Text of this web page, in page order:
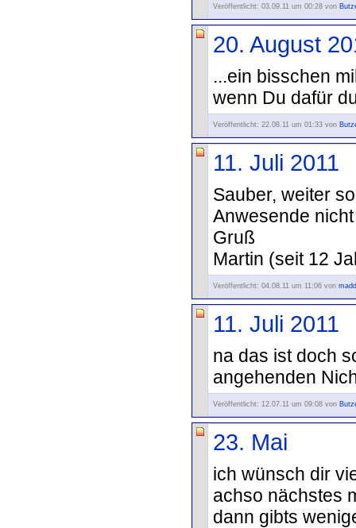
Veröffentlicht: 03.09.11 um 00:28 von
20. August
...ein bisschen
wenn Du dafür
Veröffentlicht: 22.08.11 um 01:33 von
11. Juli 2011
Sauber, weiter
Anwesende
Gruß
Martin (seit 12
Veröffentlicht: 04.08.11 um 11:06 von
11. Juli 2011
na das ist doch
angehenden
Veröffentlicht: 12.07.11 um 09:08 von
23. Mai
ich wünsch dir
achso nächstes
dann gibts